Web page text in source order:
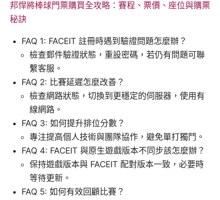
邦悍將棒球門票購買全攻略：賽程、票價、座位與購票
秘訣
FAQ 1: FACEIT 註冊時遇到驗證問題怎麼辦？
檢查郵件驗證狀態，重設密碼，若仍有問題可聯
繫客服。
FAQ 2: 比賽延遲怎麼改善？
檢查網路狀態，切換到更穩定的伺服器，使用有
線網路。
FAQ 3: 如何提升排位分數？
專注提高個人技術與團隊協作，避免單打獨鬥。
FAQ 4: FACEIT 與原生遊戲版本不同步該怎麼辦？
保持遊戲版本與 FACEIT 配對版本一致，必要時
等待更新。
FAQ 5: 如何有效回顧比賽？